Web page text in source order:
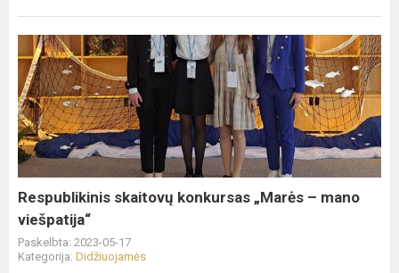
Respublikinis
skaitovų
konkursas
„Marės
–
mano
Respublikinis skaitovų konkursas „Marės – mano
viešpatija“
Paskelbta: 2023-05-17
Kategorija: Didžiuojamės